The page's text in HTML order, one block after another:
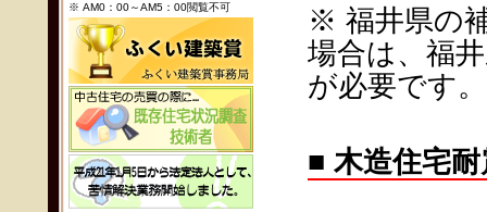
※ 福井県の
場合は、福
が必要です。
■ 木造住宅
※ AM0：00～AM5：00閲覧不可